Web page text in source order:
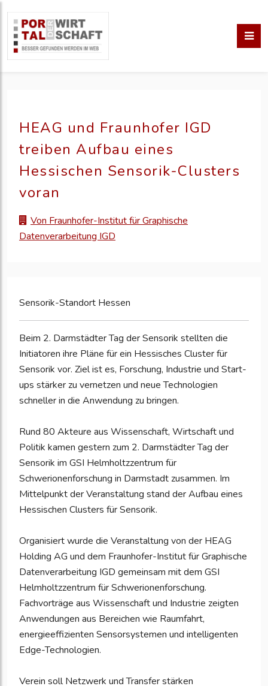
HEAG und Fraunhofer IGD
treiben Aufbau eines
Hessischen Sensorik-Clusters
voran
Von Fraunhofer-Institut für Graphische
Datenverarbeitung IGD
Sensorik-Standort Hessen
Beim 2. Darmstädter Tag der Sensorik stellten die
Initiatoren ihre Pläne für ein Hessisches Cluster für
Sensorik vor. Ziel ist es, Forschung, Industrie und Start-
ups stärker zu vernetzen und neue Technologien
schneller in die Anwendung zu bringen.
Rund 80 Akteure aus Wissenschaft, Wirtschaft und
Politik kamen gestern zum 2. Darmstädter Tag der
Sensorik im GSI Helmholtzzentrum für
Schwerionenforschung in Darmstadt zusammen. Im
Mittelpunkt der Veranstaltung stand der Aufbau eines
Hessischen Clusters für Sensorik.
Organisiert wurde die Veranstaltung von der HEAG
Holding AG und dem Fraunhofer-Institut für Graphische
Datenverarbeitung IGD gemeinsam mit dem GSI
Helmholtzzentrum für Schwerionenforschung.
Fachvorträge aus Wissenschaft und Industrie zeigten
Anwendungen aus Bereichen wie Raumfahrt,
energieeffizienten Sensorsystemen und intelligenten
Edge-Technologien.
Verein soll Netzwerk und Transfer stärken